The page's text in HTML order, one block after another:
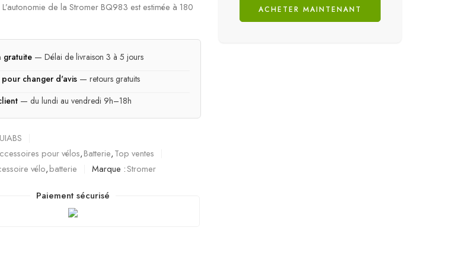
de la Stromer BQ983 est estimée à 180
gratuite — Délai de livraison 3 à 5 jours
changer d'avis — retours gratuits
— du lundi au vendredi 9h–18h
pour vélos,Batterie,Top ventes
vélo,batterie Marque :Stromer
Paiement sécurisé
ACHETER MAINTENANT